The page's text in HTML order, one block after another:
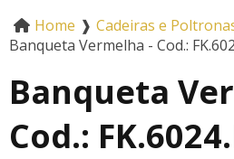
Home ❱ Cadeiras e
Banqueta Vermelha - Cod.:
Banqueta
Cod.: